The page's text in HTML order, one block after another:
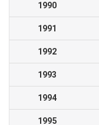
1990
1991
1992
1993
1994
1995